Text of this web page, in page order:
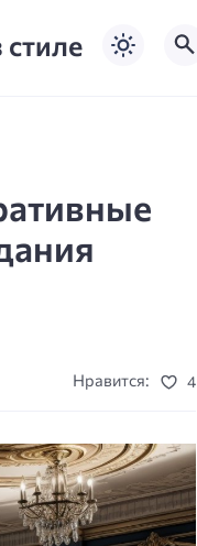
Нравится: 4